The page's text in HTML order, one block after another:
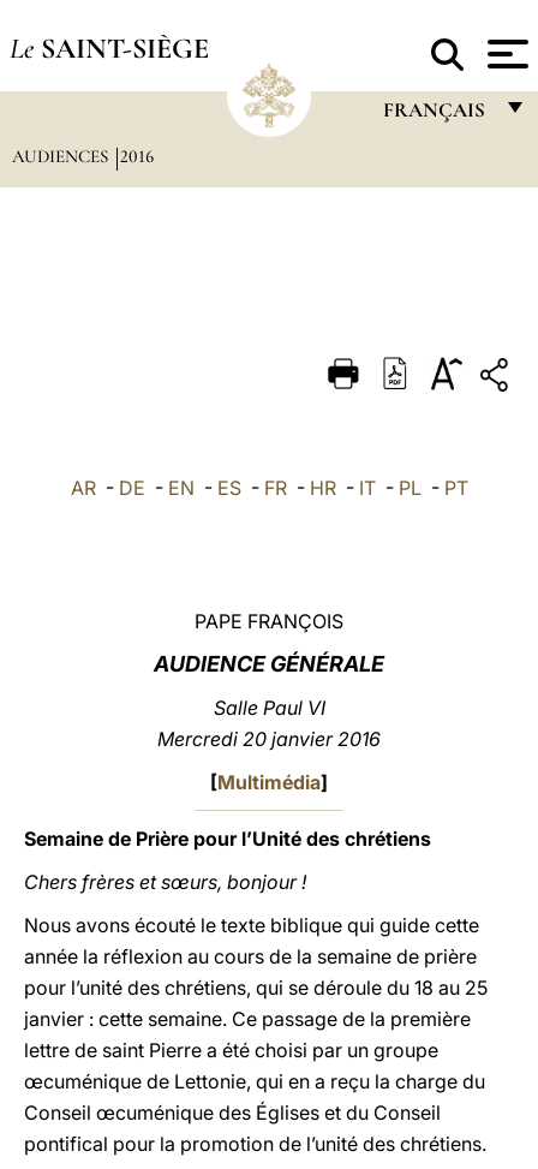
Le SAINT-SIÈGE
FRANÇAIS
DEUTSCH
العربيّة
AUDIENCES 2016
AR- DE - EN - ES- FR- HR- IT- PL- PT
PAPE FRANÇOIS
AUDIENCE GÉNÉRALE
Salle Paul VI
Mercredi 20 janvier 2016
[Multimédia]
Semaine de Prière pour l’Unité des chrétiens
Chers frères et sœurs, bonjour !
Nous avons écouté le texte biblique qui guide cette
année la réflexion au cours de la semaine de prière
pour l’unité des chrétiens, qui se déroule du 18 au 25
janvier : cette semaine. Ce passage de la première
lettre de saint Pierre a été choisi par un groupe
œcuménique de Lettonie, qui en a reçu la charge du
Conseil œcuménique des Églises et du Conseil
pontifical pour la promotion de l’unité des chrétiens.